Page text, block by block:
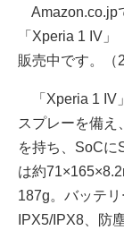
Amazon.co.jp
「Xperia 1 IV
販売中です。（
「Xperia 1 IV
スプレーを備え
を持ち、SoCに
は約
187g。バッテ
IPX5/IPX8、防